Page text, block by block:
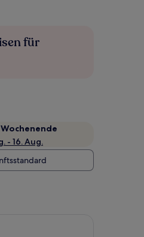
für
- 16. Aug.